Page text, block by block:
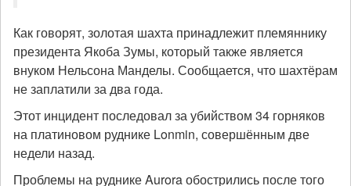
Как говорят, золотая шахта принадлежит племяннику
президента Якоба Зумы, который также является
внуком Нельсона Манделы. Сообщается, что шахтёрам
не заплатили за два года.
Этот инцидент последовал за убийством 34 горняков
на платиновом руднике Lonmin, совершённым две
недели назад.
Проблемы на руднике Aurora обострились после того